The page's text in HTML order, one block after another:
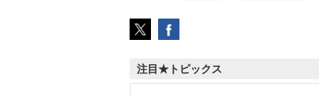
注目★トピックス